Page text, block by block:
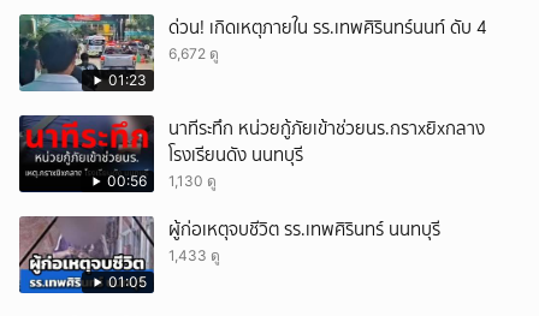
ติดตาม CH7HD News และ TERO Digital ได้ที่ :
https://linktr.ee/ch7hdnews_tero
01:23
ด่วน! เกิดเหตุภายใน รร.เทพศิรินทร์นนท์ ดับ 4
6,672 ดู
00:56
นาทีระทึก หน่วยกู้ภัยเข้าช่วยนร.กราxยิxกลาง
โรงเรียนดัง นนทบุรี
1,130 ดู
01:05
ผู้ก่อเหตุจบชีวิต รร.เทพศิรินทร์ นนทบุรี
1,433 ดู